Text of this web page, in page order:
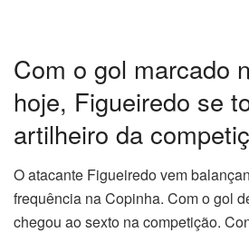
Com o gol marcado
hoje, Figueiredo se
artilheiro da
O atacante Figueiredo vem
frequência na Copinha. Com o gol
chegou ao sexto na competição.